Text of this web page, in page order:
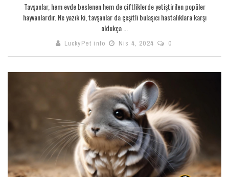
Tavşanlar, hem evde beslenen hem de çiftliklerde yetiştirilen popüler
hayvanlardır. Ne yazık ki, tavşanlar da çeşitli bulaşıcı hastalıklara karşı
oldukça ...
LuckyPet info Nis 4, 2024 0